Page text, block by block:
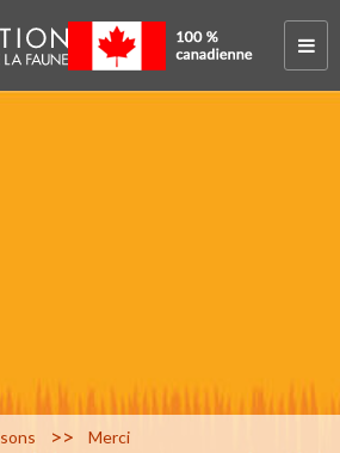
> Merci